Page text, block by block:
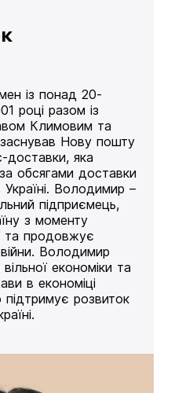
із понад 20-
році разом із
Климовим та
Нову пошту
яка
обсягами доставки
Володимир –
підприємець,
з моменту
та продовжує
Володимир
економіки та
в економіці
підтримує розвиток